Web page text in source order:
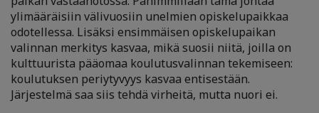
ylimääräisiin välivuosiin unelmien opiskelupaikkaa
odotellessa. Lisäksi ensimmäisen opiskelupaikan
valinnan merkitys kasvaa, mikä suosii niitä, joilla on
kulttuurista pääomaa koulutusvalinnan tekemiseen:
koulutuksen periytyvyys kasvaa entisestään.
Järjestelmä saa siis tehdä virheitä, mutta nuori ei.